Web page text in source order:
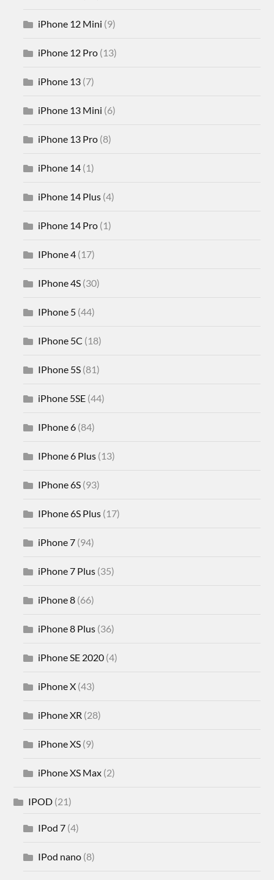
iPhone 12 Mini (9)
iPhone 12 Pro (13)
iPhone 13 (7)
iPhone 13 Mini (6)
iPhone 13 Pro (8)
iPhone 14 (1)
iPhone 14 Plus (4)
iPhone 14 Pro (1)
IPhone 4 (17)
IPhone 4S (30)
IPhone 5 (44)
IPhone 5C (18)
IPhone 5S (81)
iPhone 5SE (44)
IPhone 6 (84)
IPhone 6 Plus (13)
IPhone 6S (93)
IPhone 6S Plus (17)
iPhone 7 (94)
iPhone 7 Plus (35)
iPhone 8 (66)
iPhone 8 Plus (36)
iPhone SE 2020 (4)
iPhone X (43)
iPhone XR (28)
iPhone XS (9)
iPhone XS Max (2)
IPOD (21)
IPod 7 (4)
IPod nano (8)